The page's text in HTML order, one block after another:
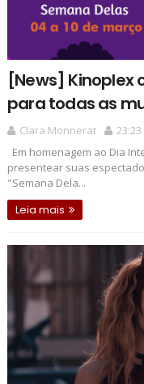
[News]
para todas as
Clara Monnerat
23:23
Em homenagem ao Dia
presentear suas
"Semana Dela...
Leia mais